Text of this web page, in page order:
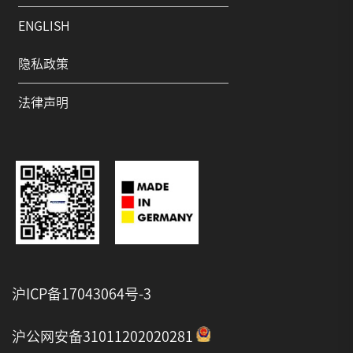
ENGLISH
隐私政策
法律声明
沪ICP备17043064号-3
沪公网安备31011202020281